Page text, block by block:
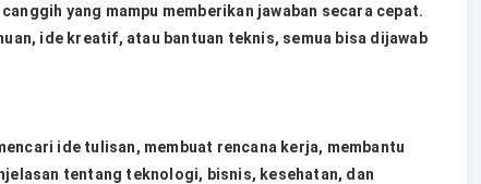
yang mampu memberikan jawaban secara cepat.
ide kreatif, atau bantuan teknis, semua bisa dijawab
ide tulisan, membuat rencana kerja, membantu
tentang teknologi, bisnis, kesehatan, dan